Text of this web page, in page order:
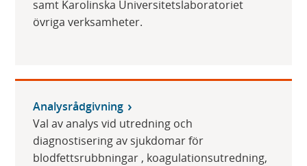
samt Karolinska Universitetslaboratoriet
övriga verksamheter.
Analysrådgivning
Val av analys vid utredning och
diagnostisering av sjukdomar för
blodfettsrubbningar , koagulationsutredning,